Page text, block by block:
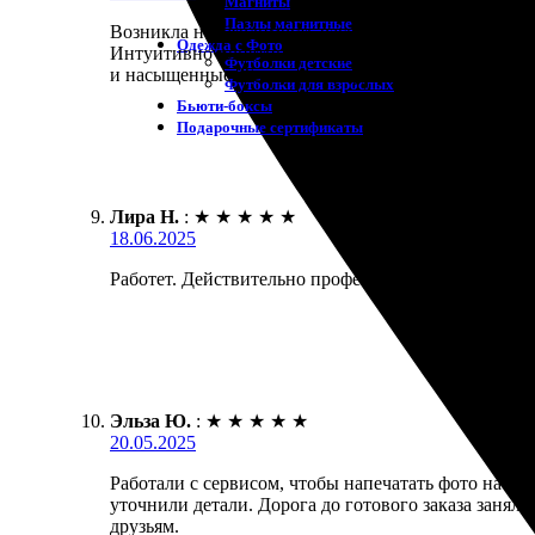
Пазлы магнитные
Одежда с Фото
Футболки детские
Футболки для взрослых
Бьюти-боксы
Подарочные сертификаты
Возникла необходимость распечатать фото на
Интуитивно понятный интерфейс сайта, легко
и насыщенные. Теперь планирую еще раз
Лира Н. : ★ ★ ★ ★ ★
18.06.2025
Работет. Действительно профессиональная
Эльза Ю. : ★ ★ ★ ★ ★
20.05.2025
Работали с сервисом, чтобы напечатать фото на
уточнили детали. Дорога до готового заказа
друзьям.